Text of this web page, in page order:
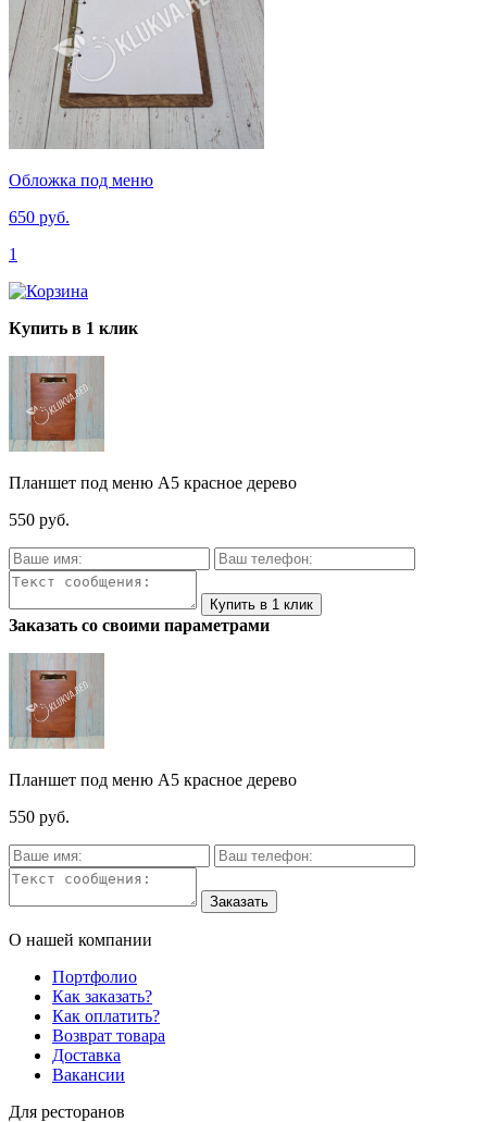
Обложка под меню
650 руб.
1
Купить в 1 клик
Планшет под меню А5 красное дерево
550 руб.
Заказать со своими параметрами
Планшет под меню А5 красное дерево
550 руб.
О нашей компании
Портфолио
Как заказать?
Как оплатить?
Возврат товара
Доставка
Вакансии
Для ресторанов